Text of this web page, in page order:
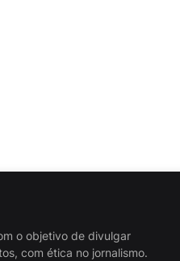
o objetivo de divulgar
com ética no jornalismo.